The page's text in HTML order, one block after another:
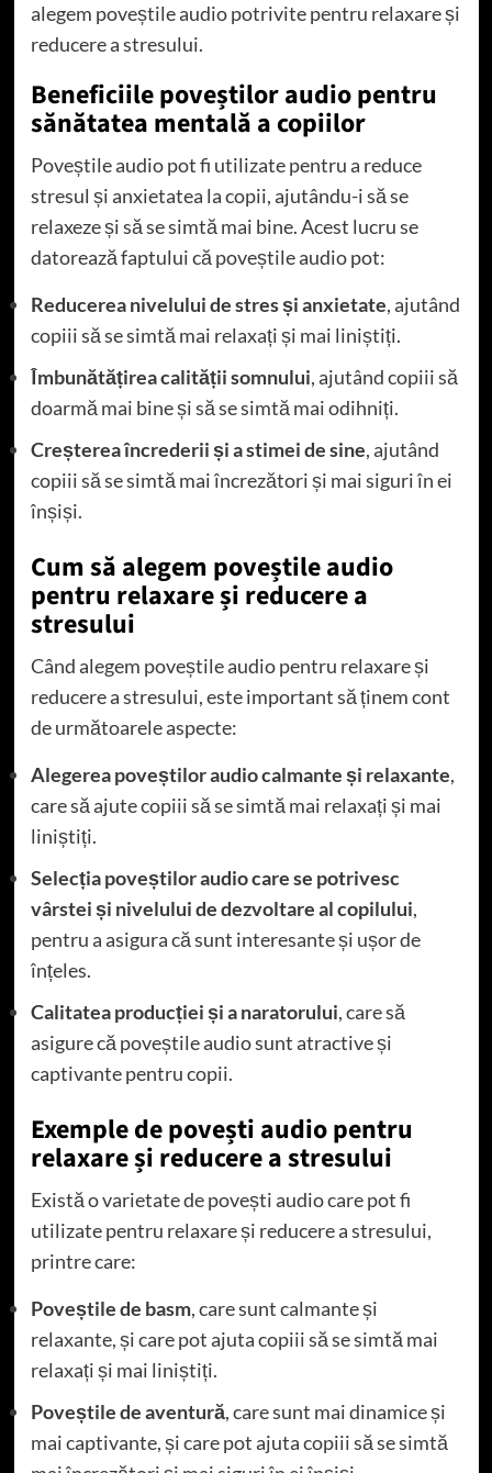
alegem poveștile audio potrivite pentru relaxare și
reducere a stresului.
Beneficiile poveștilor audio pentru
sănătatea mentală a copiilor
Poveștile audio pot fi utilizate pentru a reduce
stresul și anxietatea la copii, ajutându-i să se
relaxeze și să se simtă mai bine. Acest lucru se
datorează faptului că poveștile audio pot:
Reducerea nivelului de stres și anxietate, ajutând
copiii să se simtă mai relaxați și mai liniștiți.
Îmbunătățirea calității somnului, ajutând copiii să
doarmă mai bine și să se simtă mai odihniți.
Creșterea încrederii și a stimei de sine, ajutând
copiii să se simtă mai încrezători și mai siguri în ei
înșiși.
Cum să alegem poveștile audio
pentru relaxare și reducere a
stresului
Când alegem poveștile audio pentru relaxare și
reducere a stresului, este important să ținem cont
de următoarele aspecte:
Alegerea poveștilor audio calmante și relaxante,
care să ajute copiii să se simtă mai relaxați și mai
liniștiți.
Selecția poveștilor audio care se potrivesc
vârstei și nivelului de dezvoltare al copilului,
pentru a asigura că sunt interesante și ușor de
înțeles.
Calitatea producției și a naratorului, care să
asigure că poveștile audio sunt atractive și
captivante pentru copii.
Exemple de povești audio pentru
relaxare și reducere a stresului
Există o varietate de povești audio care pot fi
utilizate pentru relaxare și reducere a stresului,
printre care:
Poveștile de basm, care sunt calmante și
relaxante, și care pot ajuta copiii să se simtă mai
relaxați și mai liniștiți.
Poveștile de aventură, care sunt mai dinamice și
mai captivante, și care pot ajuta copiii să se simtă